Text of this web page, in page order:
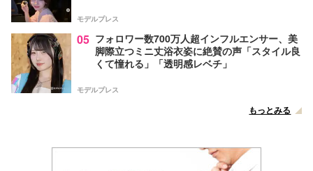
モデルプレス
05 フォロワー数700万人超インフルエンサー、美
脚際立つミニ丈浴衣姿に絶賛の声「スタイル良
くて憧れる」「透明感レベチ」
モデルプレス
もっとみる